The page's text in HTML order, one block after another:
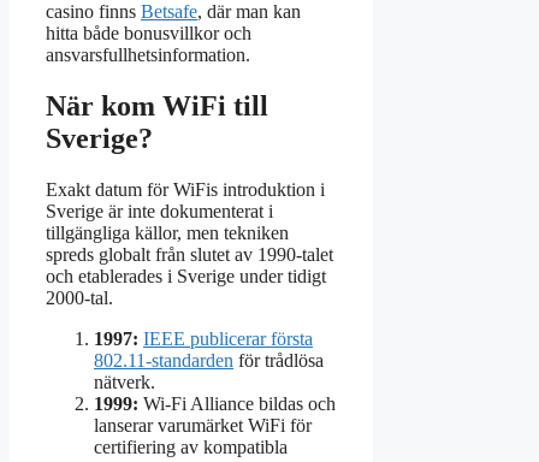
casino finns Betsafe, där man kan
hitta både bonusvillkor och
ansvarsfullhetsinformation.
När kom WiFi till
Sverige?
Exakt datum för WiFis introduktion i
Sverige är inte dokumenterat i
tillgängliga källor, men tekniken
spreds globalt från slutet av 1990-talet
och etablerades i Sverige under tidigt
2000-tal.
1997: IEEE publicerar första
802.11-standarden för trådlösa
nätverk.
1999: Wi-Fi Alliance bildas och
lanserar varumärket WiFi för
certifiering av kompatibla